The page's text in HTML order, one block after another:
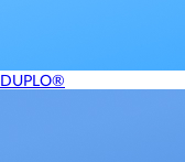
DUPLO®